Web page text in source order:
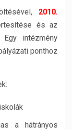
2010.
és az
intézmény
ponthoz
a hátrányos